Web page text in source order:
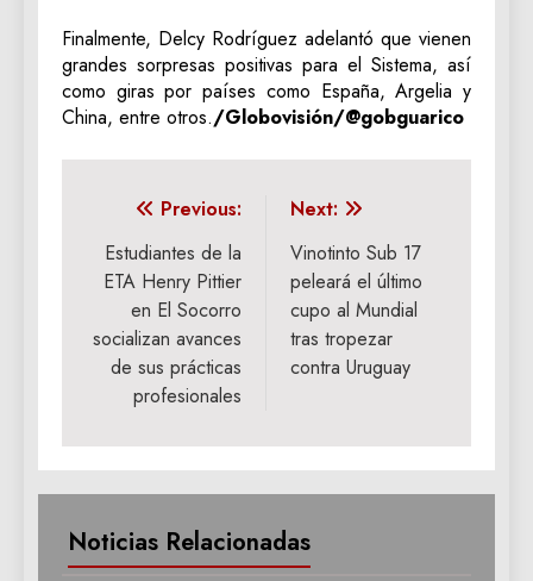
Finalmente, Delcy Rodríguez adelantó que vienen
grandes sorpresas positivas para el Sistema, así
como giras por países como España, Argelia y
China, entre otros./Globovisión/@gobguarico
Navegación
de
entradas
Previous:
Estudiantes de la
ETA Henry Pittier
en El Socorro
socializan avances
de sus prácticas
profesionales
Next:
Vinotinto Sub 17
peleará el último
cupo al Mundial
tras tropezar
contra Uruguay
Noticias Relacionadas